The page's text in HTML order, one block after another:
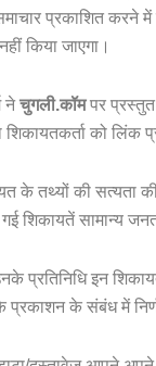
प्रकाशित करने में
किया जाएगा।
नेचुगली.कॉमपर प्रस्तुत
शिकायतकर्ता को लिंक
के तथ्यों की सत्यता
शिकायतें सामान्य
प्रतिनिधि इन
के संबंध में